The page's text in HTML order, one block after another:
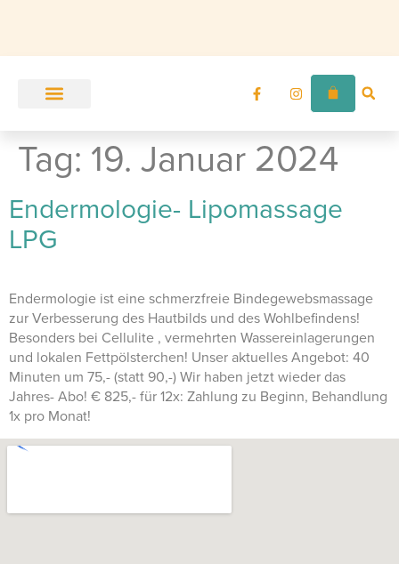
Tag: 19. Januar 2024
Endermologie- Lipomassage
LPG
Endermologie ist eine schmerzfreie Bindegewebsmassage
zur Verbesserung des Hautbilds und des Wohlbefindens!
Besonders bei Cellulite , vermehrten Wassereinlagerungen
und lokalen Fettpölsterchen! Unser aktuelles Angebot: 40
Minuten um 75,- (statt 90,-) Wir haben jetzt wieder das
Jahres- Abo! € 825,- für 12x: Zahlung zu Beginn, Behandlung
1x pro Monat!